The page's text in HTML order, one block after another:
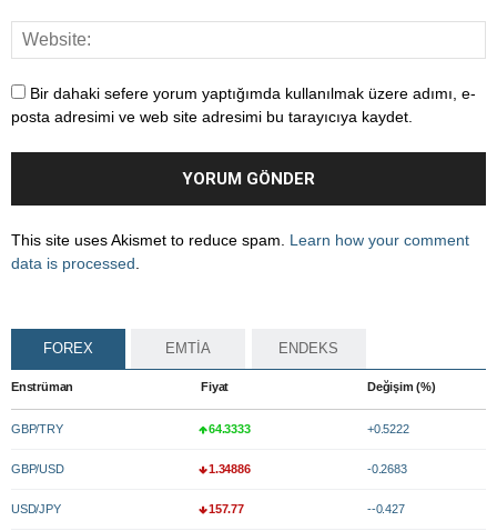
Bir dahaki sefere yorum yaptığımda kullanılmak üzere adımı, e-
posta adresimi ve web site adresimi bu tarayıcıya kaydet.
This site uses Akismet to reduce spam. Learn how your comment
data is processed
FOREX EMTİA ENDEKS
Enstrüman Fiyat Değişim (%)
GBP/TRY 64.3333 +0.5222
GBP/USD 1.34886 -0.2683
USD/JPY 157.77 --0.427